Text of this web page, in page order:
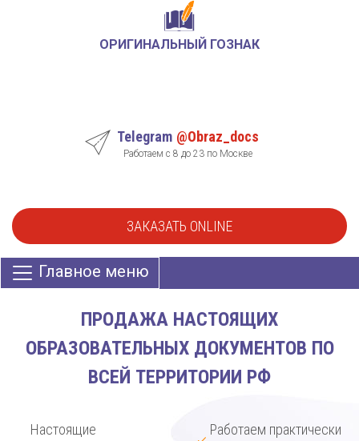
ОРИГИНАЛЬНЫЙ ГОЗНАК
Telegram @Obraz_docs
Работаем с 8 до 23 по Москве
ЗАКАЗАТЬ ONLINE
Главное меню
ПРОДАЖА НАСТОЯЩИХ
ОБРАЗОВАТЕЛЬНЫХ ДОКУМЕНТОВ ПО
ВСЕЙ ТЕРРИТОРИИ РФ
Настоящие
Работаем практически